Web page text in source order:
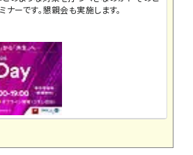
ーです。懇親会も実施します。